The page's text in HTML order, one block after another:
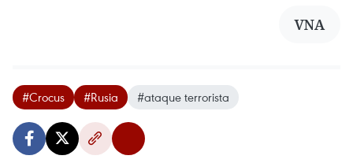
VNA
#Crocus #Rusia #ataque terrorista